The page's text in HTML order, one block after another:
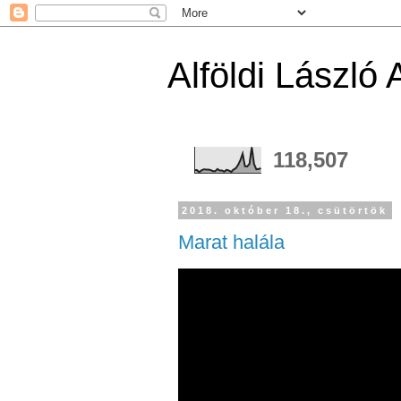
Alföldi László
118,507
2018. október 18., csütörtök
Marat halála